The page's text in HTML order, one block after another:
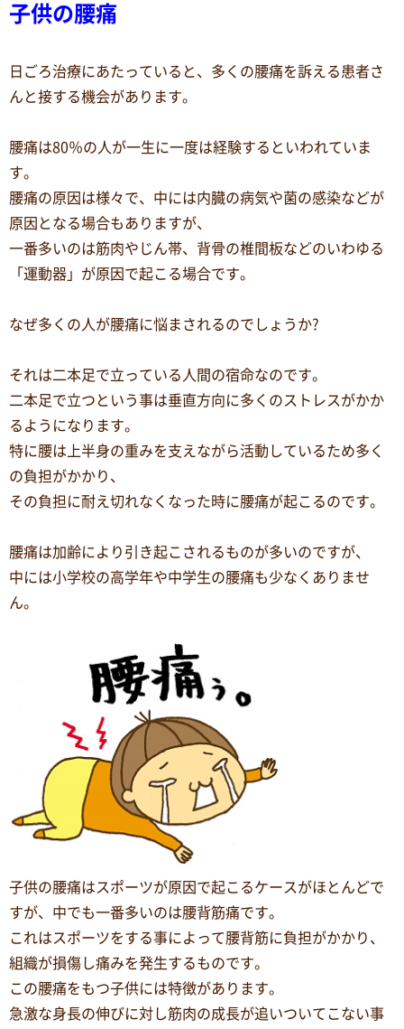
子供の腰痛
日ごろ治療にあたっていると、多くの腰痛を訴える患者さ
んと接する機会があります。
腰痛は80％の人が一生に一度は経験するといわれていま
す。
腰痛の原因は様々で、中には内臓の病気や菌の感染などが
原因となる場合もありますが、
一番多いのは筋肉やじん帯、背骨の椎間板などのいわゆる
「運動器」が原因で起こる場合です。
なぜ多くの人が腰痛に悩まされるのでしょうか?
それは二本足で立っている人間の宿命なのです。
二本足で立つという事は垂直方向に多くのストレスがかか
るようになります。
特に腰は上半身の重みを支えながら活動しているため多く
の負担がかかり、
その負担に耐え切れなくなった時に腰痛が起こるのです。
腰痛は加齢により引き起こされるものが多いのですが、
中には小学校の高学年や中学生の腰痛も少なくありませ
ん。
子供の腰痛はスポーツが原因で起こるケースがほとんどで
すが、中でも一番多いのは腰背筋痛です。
これはスポーツをする事によって腰背筋に負担がかかり、
組織が損傷し痛みを発生するものです。
この腰痛をもつ子供には特徴があります。
急激な身長の伸びに対し筋肉の成長が追いついてこない事